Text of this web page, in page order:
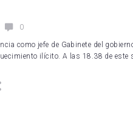
0
como jefe de Gabinete del
ilícito. A las 18.38 de este